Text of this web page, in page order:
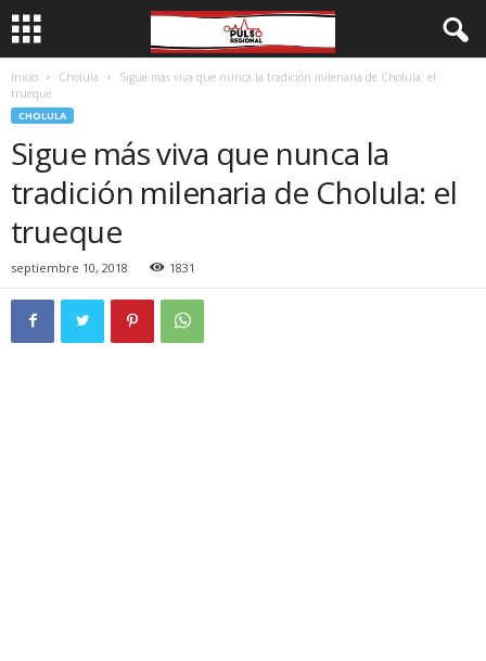
Inicio Cholula
Sigue más viva que nunca la tradición milenaria de Cholula: el
trueque
CHOLULA
Sigue más viva que nunca la
tradición milenaria de Cholula: el
trueque
septiembre 10, 2018 1831